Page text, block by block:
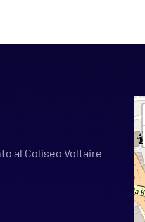
al Coliseo Voltaire